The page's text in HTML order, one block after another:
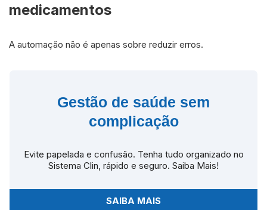
medicamentos
A automação não é apenas sobre reduzir erros.
Gestão de saúde sem
complicação
Evite papelada e confusão. Tenha tudo organizado no
Sistema Clin, rápido e seguro. Saiba Mais!
SAIBA MAIS